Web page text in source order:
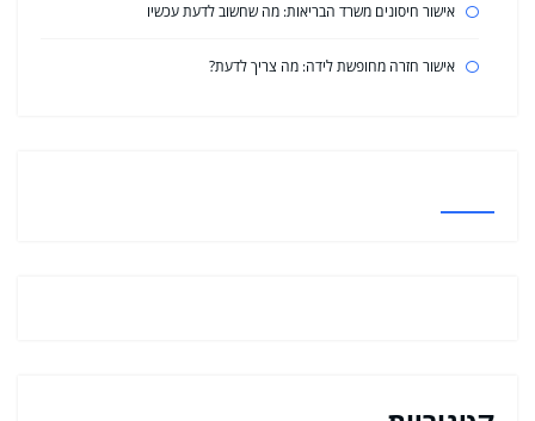
אישור חיסונים משרד הבריאות: מה שחשוב לדעת עכשיו
אישור חזרה מחופשת לידה: מה צריך לדעת?